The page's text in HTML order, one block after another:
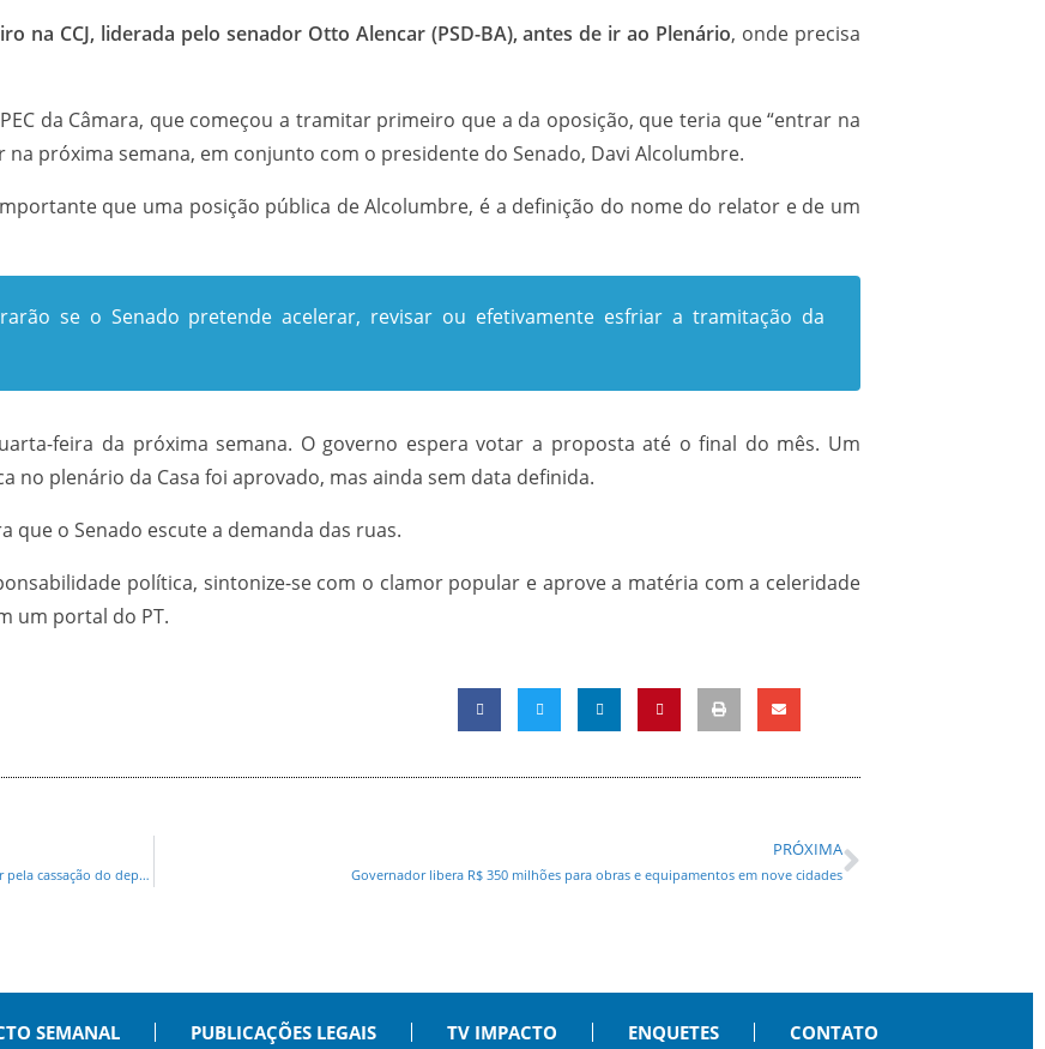
na CCJ, liderada pelo senador Otto Alencar (PSD-BA), antes de ir ao Plenário, onde precisa
da Câmara, que começou a tramitar primeiro que a da oposição, que teria que “entrar na
próxima semana, em conjunto com o presidente do Senado, Davi Alcolumbre.
que uma posição pública de Alcolumbre, é a definição do nome do relator e de um
se o Senado pretende acelerar, revisar ou efetivamente esfriar a tramitação da
feira da próxima semana. O governo espera votar a proposta até o final do mês. Um
plenário da Casa foi aprovado, mas ainda sem data definida.
que o Senado escute a demanda das ruas.
política, sintonize-se com o clamor popular e aprove a matéria com a celeridade
um portal do PT.
NÃO TERMINOU EM PIZZA! CCJ confirma decisão do Conselho de Ética e aprova parecer pela cassação do deputado Renato Freitas
PRÓXIMA
Governador libera R$ 350 milhões para obras e equipamentos em nove cidades
SEMANAL PUBLICAÇÕES LEGAIS TV IMPACTO ENQUETES CONTATO